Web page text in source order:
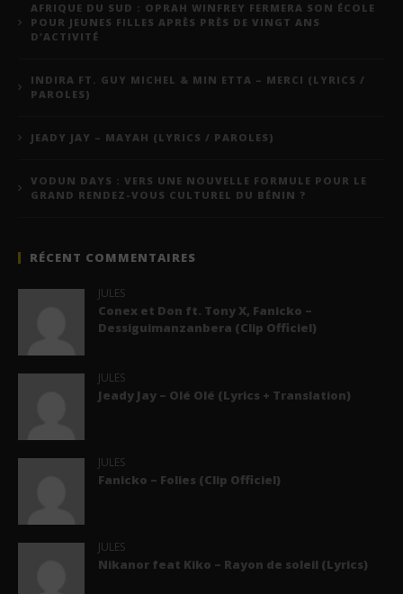
AFRIQUE DU SUD : OPRAH WINFREY FERMERA SON ÉCOLE
POUR JEUNES FILLES APRÈS PRÈS DE VINGT ANS
D’ACTIVITÉ
INDIRA FT. GUY MICHEL & MIN ETTA – MERCI (LYRICS /
PAROLES)
JEADY JAY – MAYAH (LYRICS / PAROLES)
VODUN DAYS : VERS UNE NOUVELLE FORMULE POUR LE
GRAND RENDEZ-VOUS CULTUREL DU BÉNIN ?
RÉCENT COMMENTAIRES
JULES
Conex et Don ft. Tony X, Fanicko –
Dessiguimanzanbera (Clip Officiel)
JULES
Jeady Jay – Olé Olé (Lyrics + Translation)
JULES
Fanicko – Folies (Clip Officiel)
JULES
Nikanor feat Kiko – Rayon de soleil (Lyrics)